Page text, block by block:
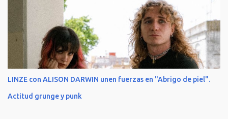
LINZE con ALISON DARWIN unen fuerzas en "Abrigo de piel".
Actitud grunge y punk